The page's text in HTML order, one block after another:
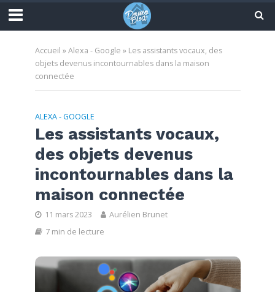
Accueil »Alexa - Google » Les assistants vocaux, des
objets devenus incontournables dans la maison
connectée
ALEXA - GOOGLE
Les assistants vocaux,
des objets devenus
incontournables dans la
maison connectée
11 mars 2023
Aurélien Brunet
7 min de lecture